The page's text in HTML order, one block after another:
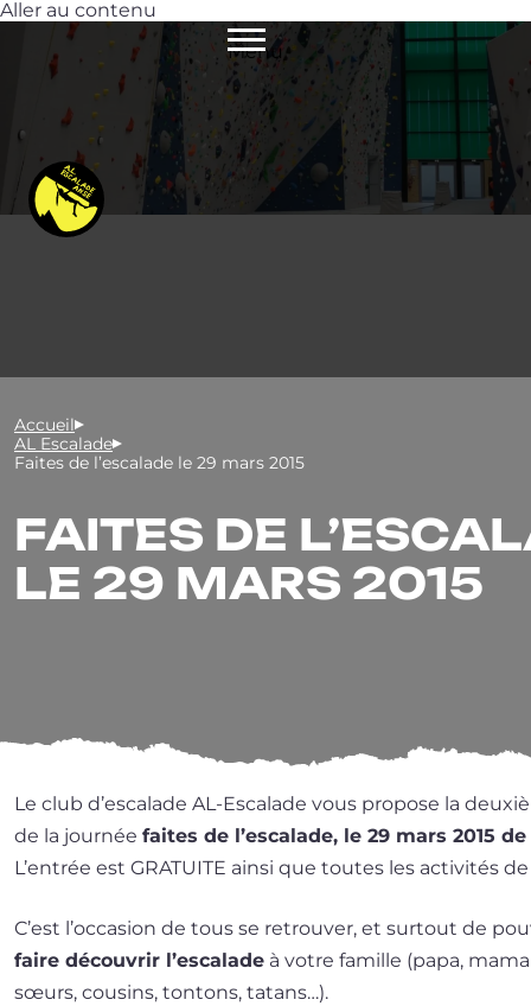
Aller au contenu
Menu
Accueil
AL Escalade
Faites de l’escalade le 29 mars 2015
FAITES DE
LE 29 MARS 2015
Le club d’es­ca­lade AL-Escalade vous pro­pose la
de la jour­née faites de l’es­ca­lade, le 29 mars 2015 de
L’entrée est GRATUITE ain­si que toutes les acti­vi­tés
C’est l’occasion de tous se retrou­ver, et sur­tout de
faire décou­vrir l’es­ca­lade à votre famille (papa,
sœurs, cou­sins, ton­tons, tatans…).